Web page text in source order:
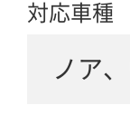
対応車種
ノア